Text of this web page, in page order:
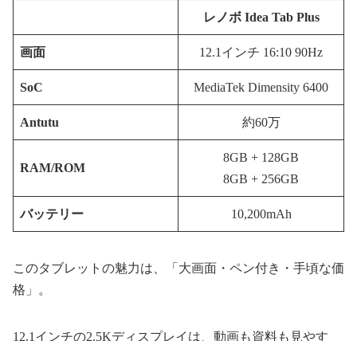
レノボ Idea Tab Plus
画面 12.1インチ 16:10 90Hz
SoC MediaTek Dimensity 6400
Antutu 約60万
RAM/ROM
8GB + 128GB
8GB + 256GB
バッテリー 10,200mAh
このタブレットの魅力は、「大画面・ペン付き・手頃な価
格」。
12.1インチの2.5Kディスプレイは、動画も資料も見やす